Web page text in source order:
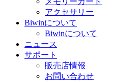
アクセサリー
Biwinについて
Biwinについて
ニュース
サポート
販売店情報
お問い合わせ